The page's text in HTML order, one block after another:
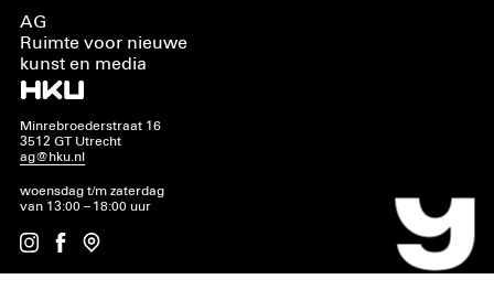
AG
Ruimte voor nieuwe
kunst en media
Minrebroederstraat 16
3512 GT Utrecht
ag@hku.nl
woensdag t/m zaterdag
van 13:00 – 18:00 uur